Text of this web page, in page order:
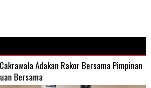
Adakan Rakor Bersama Pimpinan
Bersama